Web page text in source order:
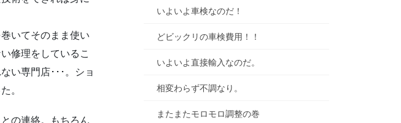
いてそのまま使い
修理をしているこ
い専門店･･･。ショ
。
の連絡。もちろん
いよいよ車検なのだ！
どビックリの車検費用！！
いよいよ直接輸入なのだ。
相変わらず不調なり。
またまたモロモロ調整の巻